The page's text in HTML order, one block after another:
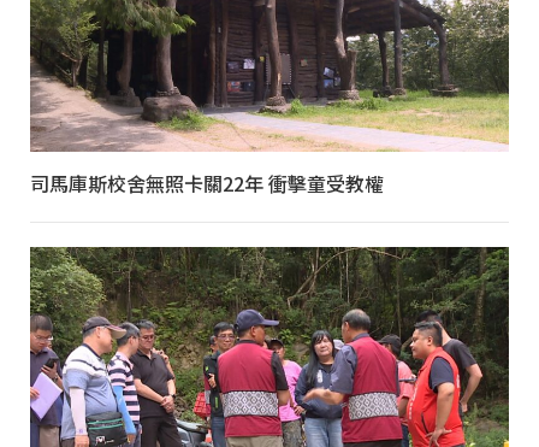
司馬庫斯校舍無照卡關22年 衝擊童受教權